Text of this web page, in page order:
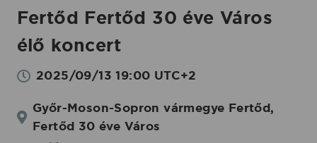
Fertőd Fertőd 30 éve Város
élő koncert
2025/09/13 19:00 UTC+2
Győr-Moson-Sopron vármegye Fertőd,
Fertőd 30 éve Város